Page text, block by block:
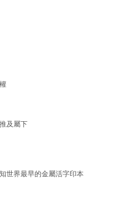
及屬下
世界最早的金屬活字印本